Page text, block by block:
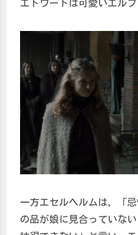
エドワードは可愛いエルフ
一方エセルヘルムは、「
の品が娘に見合っていな